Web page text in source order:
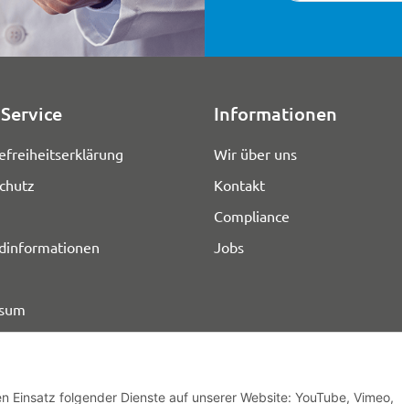
Einsatz folgender Dienste auf unserer Website: YouTube, Vimeo,
Informationen
Wir über uns
Kontakt
Compliance
Jobs